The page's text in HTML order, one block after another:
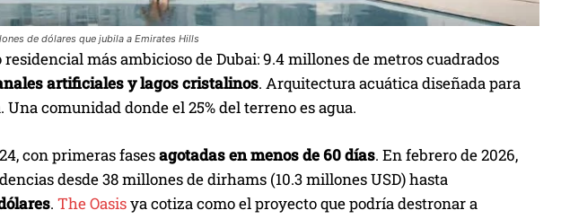
de dólares que jubila a Emirates Hills
más ambicioso de Dubai: 9.4 millones de metros cuadrados
artificiales y lagos cristalinos. Arquitectura acuática diseñada para
comunidad donde el 25% del terreno es agua.
con primeras fasesagotadas en menos de 60 días. En febrero de 2026,
desde 38 millones de dirhams (10.3 millones USD) hasta
. The Oasisya cotiza como el proyecto que podría destronar a